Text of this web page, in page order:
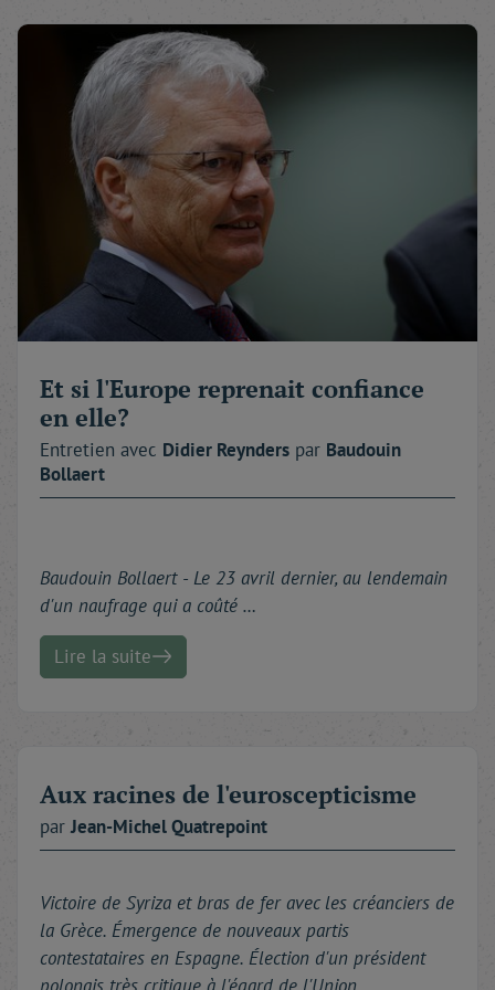
réponses courageuses.
Mon ami Alexandre de Marenches me disait souvent :
« Ceux qui n'ont pas de courage ne savent pas ce
qu'ils perdent. » Désormais, on le sait.
À toutes et à tous : bonne lecture.
Et si l'Europe reprenait confiance
en elle?
Entretien avec Didier Reynders par Baudouin
Bollaert
Baudouin Bollaert - Le 23 avril dernier, au lendemain
d'un naufrage qui a coûté …
Lire la suite
Aux racines de l'euroscepticisme
parJean-MichelQuatrepoint
Victoire de Syriza et bras de fer avec les créanciers de
la Grèce. Émergence de nouveaux partis
contestataires en Espagne. Élection d'un président
polonais très critique à l'égard de l'Union